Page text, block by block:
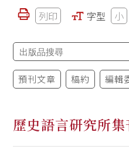
列印 字型 小
預刊文章 稿約 編輯
歷史語言研究所